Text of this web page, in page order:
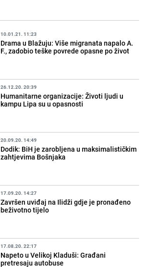
10.01.21. 11:23
Drama u Blažuju: Više migranata napalo A.
F., zadobio teške povrede opasne po život
26.12.20. 20:39
Humanitarne organizacije: Životi ljudi u
kampu Lipa su u opasnosti
20.09.20. 14:49
Dodik: BiH je zarobljena u maksimalističkim
zahtjevima Bošnjaka
17.09.20. 14:27
Završen uviđaj na Ilidži gdje je pronađeno
beživotno tijelo
17.08.20. 22:17
Napeto u Velikoj Kladuši: Građani
pretresaju autobuse